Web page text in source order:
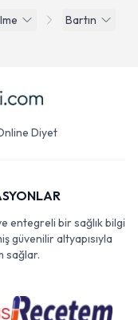
Bartın
Diyet
entegreli bir sağlık bilgi
güvenilir altyapısıyla
sağlar.